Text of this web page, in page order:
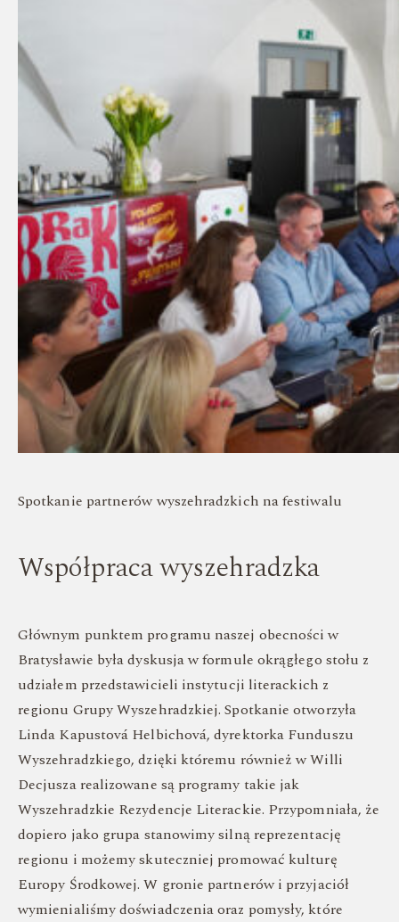
Spotkanie partnerów wyszehradzkich na festiwalu
Współpraca wyszehradzka
Głównym punktem programu naszej obecności w
Bratysławie była dyskusja w formule okrągłego stołu z
udziałem przedstawicieli instytucji literackich z
regionu Grupy Wyszehradzkiej. Spotkanie otworzyła
Linda Kapustová Helbichová, dyrektorka Funduszu
Wyszehradzkiego, dzięki któremu również w Willi
Decjusza realizowane są programy takie jak
Wyszehradzkie Rezydencje Literackie. Przypomniała, że
dopiero jako grupa stanowimy silną reprezentację
regionu i możemy skuteczniej promować kulturę
Europy Środkowej. W gronie partnerów i przyjaciół
wymienialiśmy doświadczenia oraz pomysły, które